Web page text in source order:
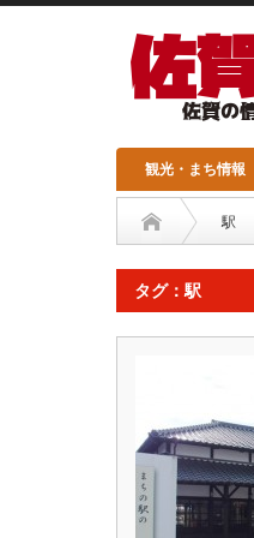
観光・まち情報
駅
タグ：駅